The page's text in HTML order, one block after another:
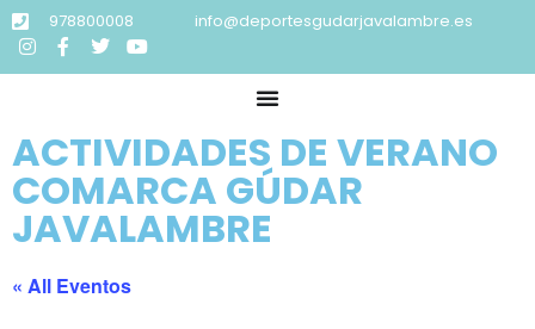
978800008 info@deportesgudarjavalambre.es
ACTIVIDADES DE VERANO
COMARCA GÚDAR
JAVALAMBRE
« All Eventos